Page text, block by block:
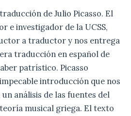
de Julio Picasso. El
e investigador de la UCSS,
a traductor y nos entrega
traducción en español de
patrístico. Picasso
introducción que nos
análisis de las fuentes del
musical griega. El texto